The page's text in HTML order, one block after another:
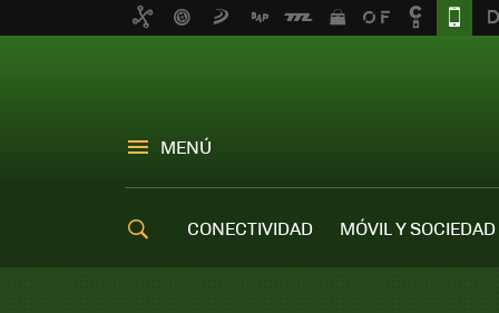
MENÚ
CONECTIVIDAD MÓVIL Y SOCIEDAD